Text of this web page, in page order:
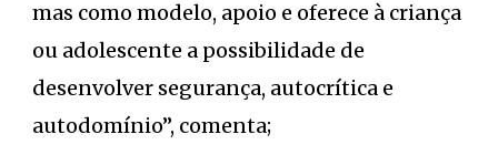
mas como modelo, apoio e oferece à criança
ou adolescente a possibilidade de
desenvolver segurança, autocrítica e
autodomínio”, comenta;